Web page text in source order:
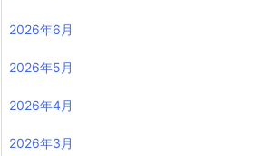
2026年6月
2026年5月
2026年4月
2026年3月